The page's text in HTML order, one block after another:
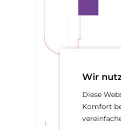
Wir
Diese
Komfort